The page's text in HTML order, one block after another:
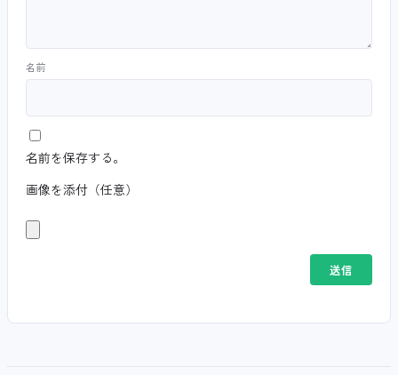
名前
名前を保存する。
画像を添付（任意）